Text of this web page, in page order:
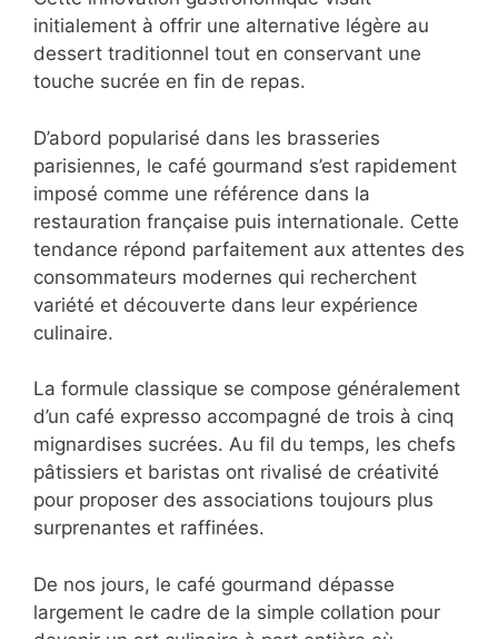
origines en France au début des années
2000. Cette innovation gastronomique visait
initialement à offrir une alternative légère au
dessert traditionnel tout en conservant une
touche sucrée en fin de repas.
D’abord popularisé dans les brasseries
parisiennes, le café gourmand s’est
rapidement imposé comme une référence
dans la restauration française puis
internationale. Cette tendance répond
parfaitement aux attentes des
consommateurs modernes qui recherchent
variété et découverte dans leur expérience
culinaire.
La formule classique se compose
généralement d’un café expresso
accompagné de trois à cinq mignardises
sucrées. Au fil du temps, les chefs pâtissiers
et baristas ont rivalisé de créativité pour
proposer des associations toujours plus
surprenantes et raffinées.